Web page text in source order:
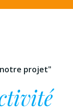
projet"